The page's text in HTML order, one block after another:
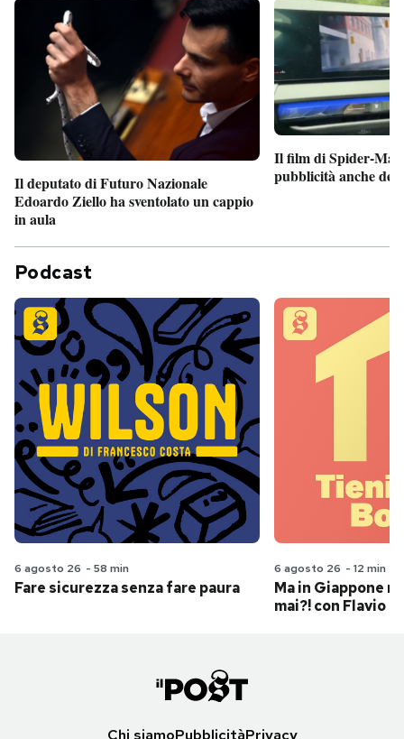
Il deputato di Futuro Nazionale
Edoardo Ziello ha sventolato un cappio
in aula
Il film di Spider-Man
pubblicità anche
Podcast
6 agosto 26 - 58 min
Fare sicurezza senza fare paura
6 agosto 26 - 12 min
Ma in Giappone
mai?! con Flavio